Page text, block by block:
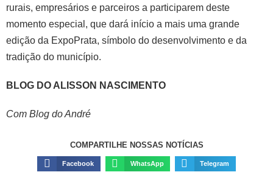
rurais, empresários e parceiros a participarem deste
momento especial, que dará início a mais uma grande
edição da ExpoPrata, símbolo do desenvolvimento e da
tradição do município.
BLOG DO ALISSON NASCIMENTO
Com Blog do André
COMPARTILHE NOSSAS NOTÍCIAS
Facebook WhatsApp Telegram